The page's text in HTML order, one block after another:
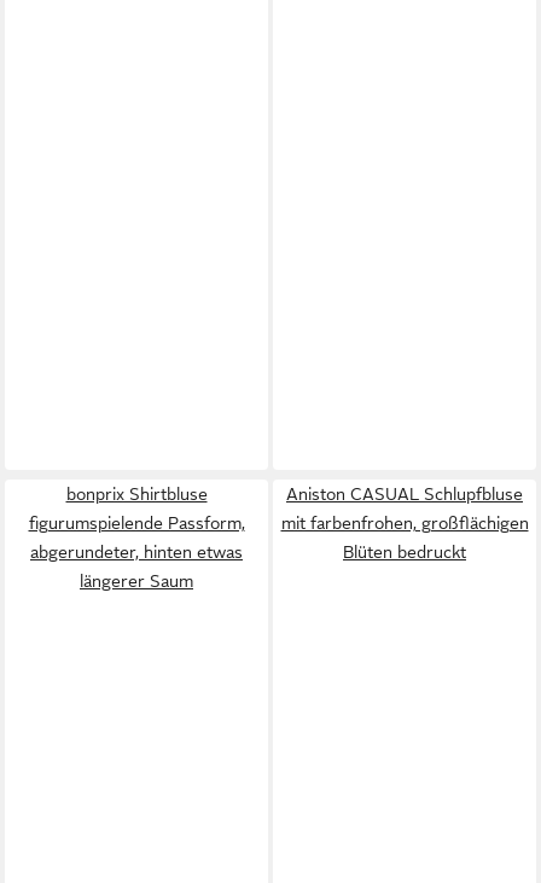
bonprix Shirtbluse
figurumspielende Passform,
abgerundeter, hinten etwas
längerer Saum
Aniston CASUAL Schlupfbluse
mit farbenfrohen, großflächigen
Blüten bedruckt